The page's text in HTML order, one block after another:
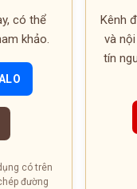
có thể
khảo.
có trên
đường
Kênh
và
tín